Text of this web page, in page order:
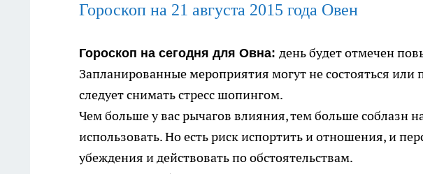
Гороскоп на 21 августа 2015 года Овен
Гороскоп на сегодня для Овна: день будет отмечен
Запланированные мероприятия могут не состояться или
следует снимать стресс шопингом.
Чем больше у вас рычагов влияния, тем больше соблазн
использовать. Но есть риск испортить и отношения, и
убеждения и действовать по обстоятельствам.